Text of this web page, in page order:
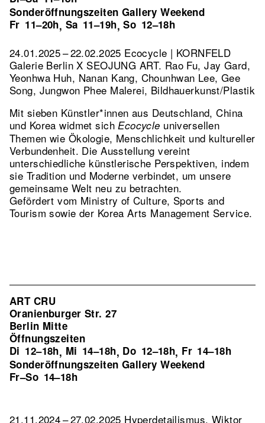
Sonderöffnungszeiten Gallery Weekend
Fr 11–20h, Sa 11–19h,So 12–18h
24.01.2025 – 22.02.2025 Ecocycle | KORNFELD
Galerie Berlin X SEOJUNG ART. Rao Fu, Jay Gard,
Yeonhwa Huh, Nanan Kang, Chounhwan Lee, Gee
Song, Jungwon Phee Malerei, Bildhauerkunst/Plastik
Mit sieben Künstler*innen aus Deutschland, China
und Korea widmet sichEcocycle universellen
Themen wie Ökologie, Menschlichkeit und kultureller
Verbundenheit. Die Ausstellung vereint
unterschiedliche künstlerische Perspektiven, indem
sie Tradition und Moderne verbindet, um unsere
gemeinsame Welt neu zu betrachten.
Gefördert vom Ministry of Culture, Sports and
Tourism sowie der Korea Arts Management Service.
ART CRU
Oranienburger Str. 27
Berlin Mitte
Öffnungszeiten
Di 12–18h, Mi 14–18h, Do 12–18h, Fr 14–18h
Sonderöffnungszeiten Gallery Weekend
Fr–So 14–18h
21.11.2024 – 27.02.2025 Hyperdetailismus. Wiktor